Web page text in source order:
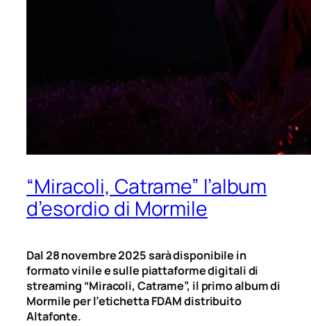
“Miracoli, Catrame” l’album
d’esordio di Mormile
Dal 28 novembre 2025 sarà disponibile in
formato vinile e sulle piattaforme digitali di
streaming “Miracoli, Catrame”, il primo album di
Mormile per l’etichetta FDAM distribuito
Altafonte.